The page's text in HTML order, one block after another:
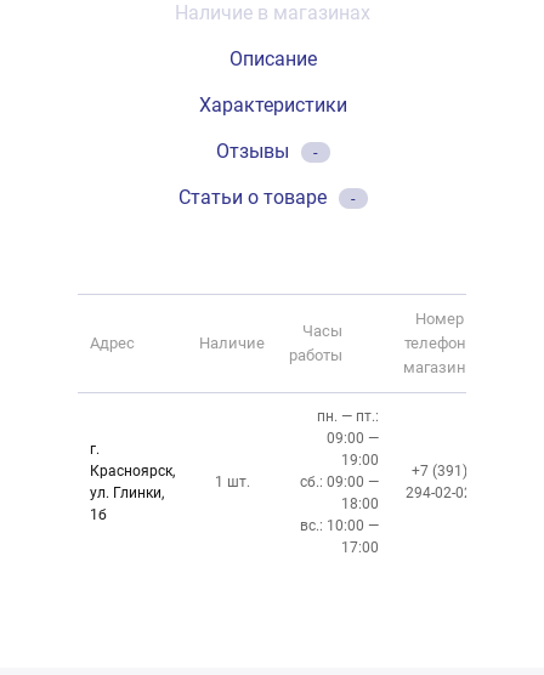
Наличие в магазинах
Описание
Характеристики
Отзывы
-
Статьи о товаре -
Адрес Наличие
Часы
работы
Номер
телефона
магазина
г.
Красноярск,
ул. Глинки,
1б
1 шт.
пн. — пт.:
09:00 —
19:00
сб.: 09:00 —
18:00
вс.: 10:00 —
17:00
+7 (391)
294-02-02